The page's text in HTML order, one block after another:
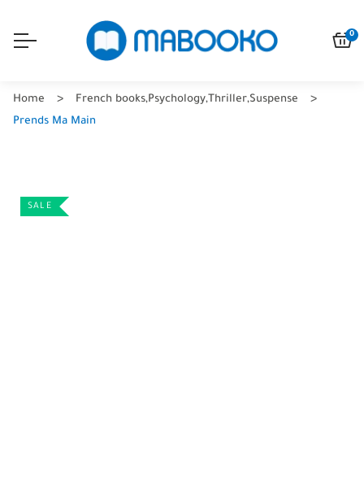
0
Home French books,Psychology, Thriller,Suspense
Prends Ma Main
SALE